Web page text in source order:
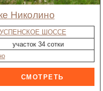
Николино
ШОССЕ
участок 34 сотки